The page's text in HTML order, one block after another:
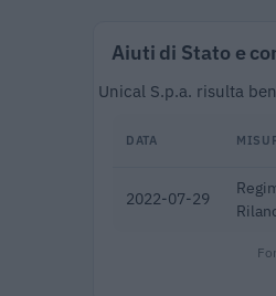
Aiuti di Stato e
Unical S.p.a. risulta
DATA
2022-07-29